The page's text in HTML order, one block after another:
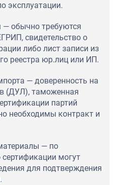
эксплуатации.
— обычно требуются
свидетельство о
либо лист записи из
реестра юр.лиц или ИП.
— доверенность на
(ДУЛ), таможенная
партий
необходимы контракт и
— по
могут
для подтверждения